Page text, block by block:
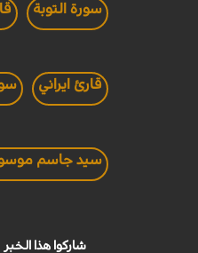
سورة التوبة
قارئ ايراني
سيد جاسم
شاركوا هذا الخبر